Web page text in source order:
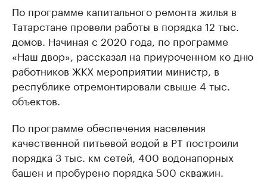
По программе капитального ремонта жилья в
Татарстане провели работы в порядка 12 тыс.
домов. Начиная с 2020 года, по программе
«Наш двор», рассказал на приуроченном ко дню
работников ЖКХ мероприятии министр, в
республике отремонтировали свыше 4 тыс.
объектов.
По программе обеспечения населения
качественной питьевой водой в РТ построили
порядка 3 тыс. км сетей, 400 водонапорных
башен и пробурено порядка 500 скважин.